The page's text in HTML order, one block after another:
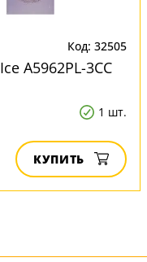
Код: 32505
A5962PL-3CC
1 шт.
КУПИТЬ